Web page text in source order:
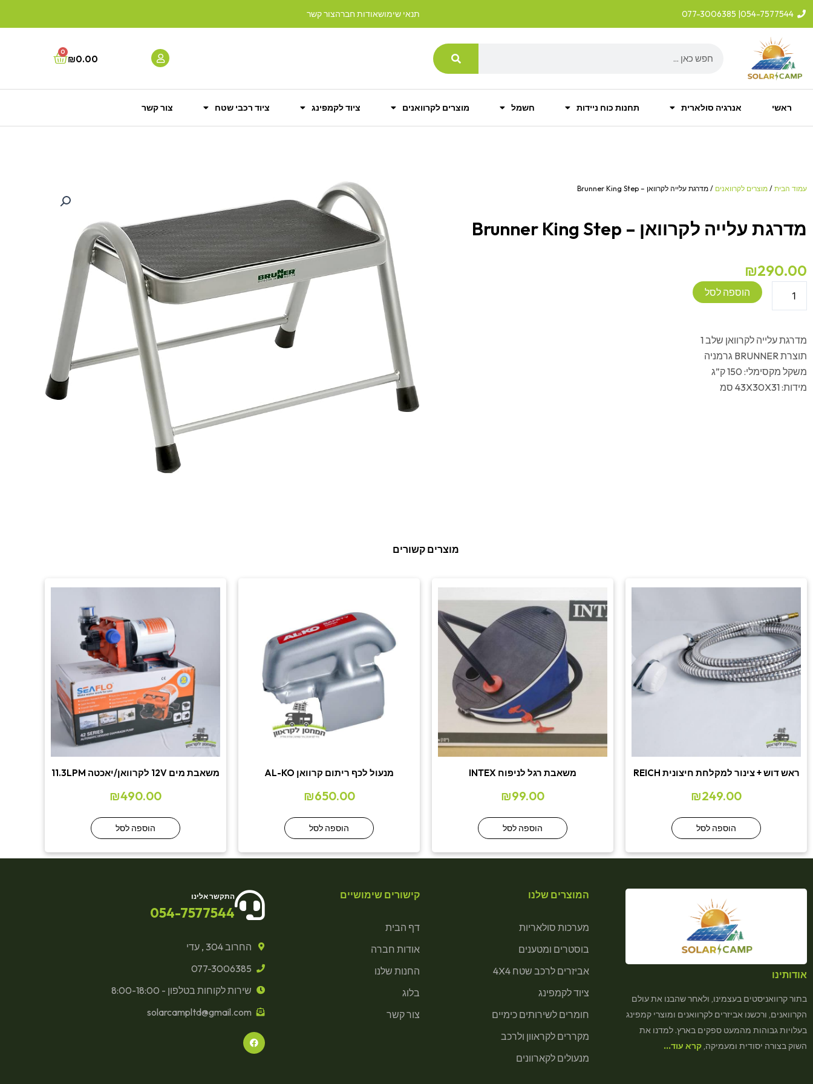
דילוג
054-7577544
| 077-3006385 תנאי שימושאודות חברהצור קשר
₪0.00
0
Cart
ראשי אנרגיה סולארית תחנות כוח ניידות חשמל מוצרים לקרוואנים ציוד לקמפינג ציוד רכבי שטח צור קשר
עמוד הבית / מוצרים לקרוואנים / מדרגת עלייה לקרוואן – Brunner King Step
מדרגת עלייה לקרוואן – Brunner King Step
₪290.00
עלייה
לקרוואן
-
Brunner
הוספה לסל
מדרגת עלייה לקרוואן שלב 1
תוצרת BRUNNER גרמניה
משקל מקסימלי: 150 ק”ג
מידות: 43X30X31 סמ
מוצרים קשורים
ראש דוש + צינור למקלחת חיצונית REICH
₪249.00
הוספה לסל
משאבת רגל לניפוח INTEX
₪99.00
הוספה לסל
מנעול לכף ריתום קרוואן AL-KO
₪650.00
הוספה לסל
משאבת מים 12V לקרוואן/יאכטה 11.3LPM
₪490.00
הוספה לסל
אודותינו
בתור קרוואניסטים בעצמינו, ולאחר שהבנו את עולם
הקרוואנים, ורכשנו אביזרים לקרוואנים ומוצרי קמפינג
בעלויות גבוהות מהמעט ספקים בארץ. למדנו את
השוק בצורה יסודית ומעמיקה, קרא עוד…
המוצרים שלנו
מערכות סולאריות
בוסטרים ומטענים
אביזרים לרכב שטח 4X4
ציוד לקמפינג
חומרים לשירותים כימיים
מקררים לקראוון ולרכב
מנעולים לקארוונים
קישורים שימושיים
דף הבית
אודות חברה
החנות שלנו
בלוג
צור קשר
התקשר אלינו
054-7577544
החרוב 304 , עדי
077-3006385
שירות לקוחות בטלפון - 8:00-18:00
solarcampltd@gmail.com
F
a
c